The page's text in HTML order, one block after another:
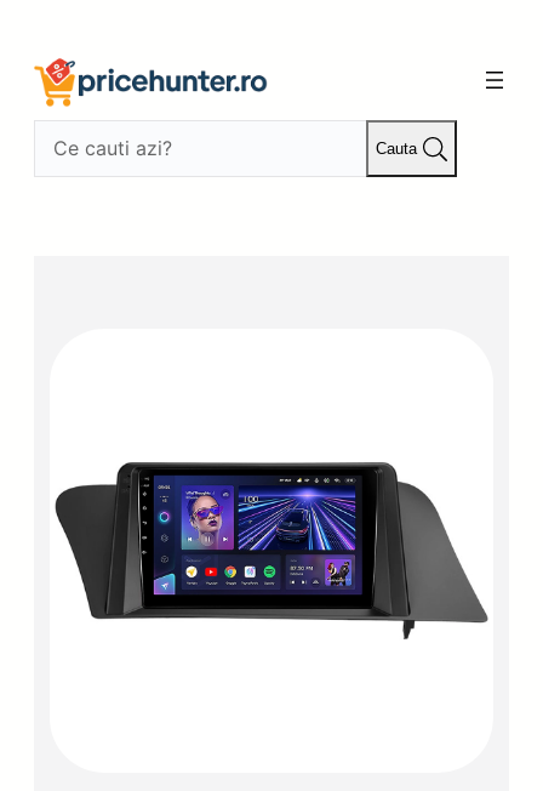
conținut
Cauta